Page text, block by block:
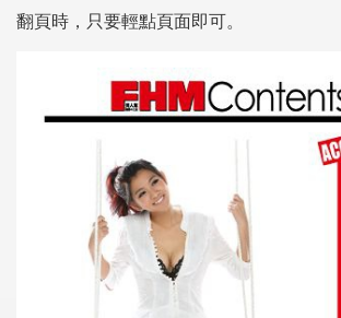
翻頁時，只要輕點頁面即可。